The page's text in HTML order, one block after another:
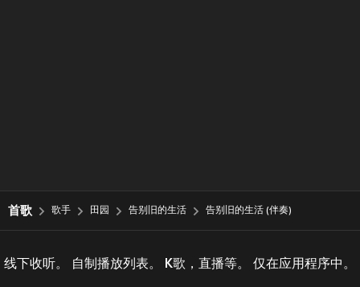
首歌 歌手 田园 告别旧的生活 告别旧的生活 (伴奏)
线下收听。 自制播放列表。 K歌，直播等。 仅在应用程序中。